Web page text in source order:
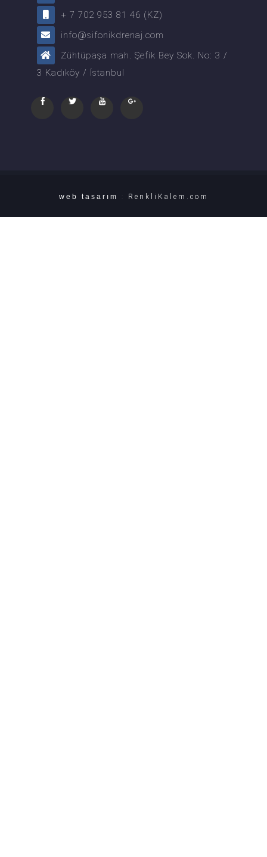
+ 7 702 953 81 46 (KZ)
info@sifonikdrenaj.com
Zühtüpaşa mah. Şefik Bey Sok. No: 3 /
3 Kadıköy / İstanbul
web tasarım RenkliKalem.com